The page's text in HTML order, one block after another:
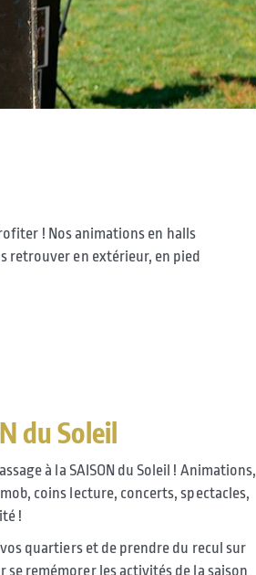
! Nos animations en halls
retrouver en extérieur, en pied
du Soleil
à la SAISON du Soleil ! Animations,
coins lecture, concerts, spectacles,
!
quartiers et de prendre du recul sur
se remémorer les activités de la saison